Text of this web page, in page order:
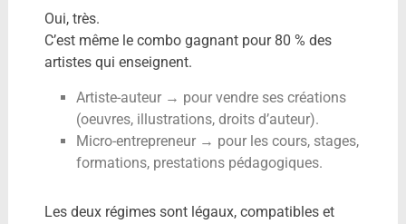
Oui, très.
C’est même le combo gagnant pour 80 % des
artistes qui enseignent.
Artiste-auteur → pour vendre ses créations
(oeuvres, illustrations, droits d’auteur).
Micro-entrepreneur → pour les cours, stages,
formations, prestations pédagogiques.
Les deux régimes sont légaux, compatibles et